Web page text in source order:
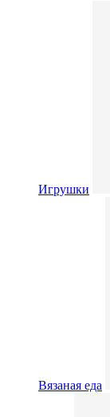
Игрушки
Вязаная еда